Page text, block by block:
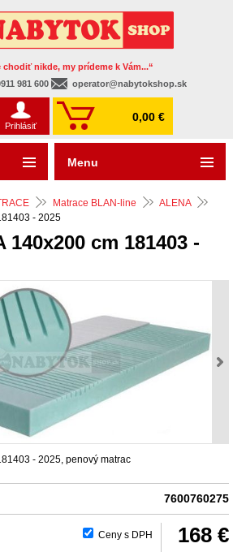
chodiť nikde, my prídeme k Vám...“
981 600
operator@nabytokshop.sk
Prihlásiť
0,00 €
Matrace BLAN-line
ALENA
- 2025
140x200 cm 181403 -
- 2025, penový matrac
7600760275
Ceny s DPH 168 €
Menu